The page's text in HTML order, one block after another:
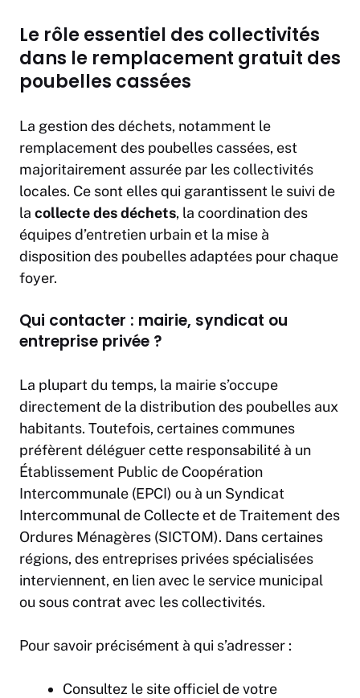
Le rôle essentiel des collectivités
dans le remplacement gratuit des
poubelles cassées
La gestion des déchets, notamment le
remplacement des poubelles cassées, est
majoritairement assurée par les collectivités
locales. Ce sont elles qui garantissent le suivi de
la collecte des déchets, la coordination des
équipes d’entretien urbain et la mise à
disposition des poubelles adaptées pour chaque
foyer.
Qui contacter : mairie, syndicat ou
entreprise privée ?
La plupart du temps, la mairie s’occupe
directement de la distribution des poubelles aux
habitants. Toutefois, certaines communes
préfèrent déléguer cette responsabilité à un
Établissement Public de Coopération
Intercommunale (EPCI) ou à un Syndicat
Intercommunal de Collecte et de Traitement des
Ordures Ménagères (SICTOM). Dans certaines
régions, des entreprises privées spécialisées
interviennent, en lien avec le service municipal
ou sous contrat avec les collectivités.
Pour savoir précisément à qui s’adresser :
Consultez le site officiel de votre